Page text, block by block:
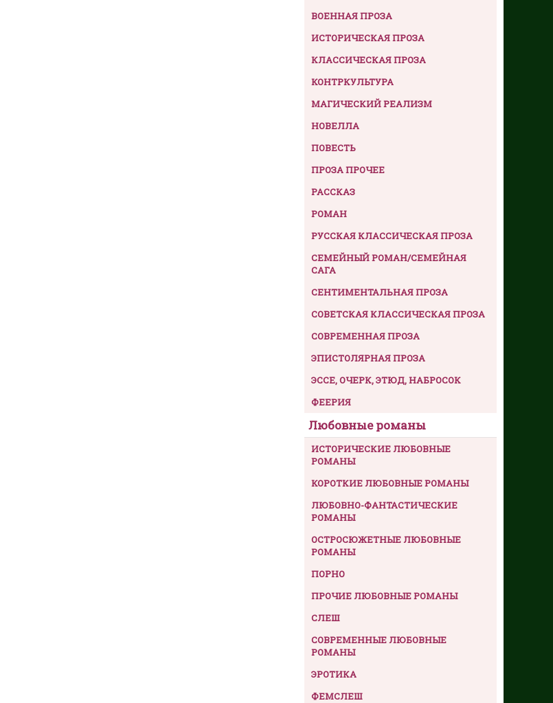
ВОЕННАЯ ПРОЗА
ИСТОРИЧЕСКАЯ ПРОЗА
КЛАССИЧЕСКАЯ ПРОЗА
КОНТРКУЛЬТУРА
МАГИЧЕСКИЙ РЕАЛИЗМ
НОВЕЛЛА
ПОВЕСТЬ
ПРОЗА ПРОЧЕЕ
РАССКАЗ
РОМАН
РУССКАЯ КЛАССИЧЕСКАЯ ПРОЗА
СЕМЕЙНЫЙ РОМАН/СЕМЕЙНАЯ
САГА
СЕНТИМЕНТАЛЬНАЯ ПРОЗА
СОВЕТСКАЯ КЛАССИЧЕСКАЯ ПРОЗА
СОВРЕМЕННАЯ ПРОЗА
ЭПИСТОЛЯРНАЯ ПРОЗА
ЭССЕ, ОЧЕРК, ЭТЮД, НАБРОСОК
ФЕЕРИЯ
Любовные романы
ИСТОРИЧЕСКИЕ ЛЮБОВНЫЕ
РОМАНЫ
КОРОТКИЕ ЛЮБОВНЫЕ РОМАНЫ
ЛЮБОВНО-ФАНТАСТИЧЕСКИЕ
РОМАНЫ
ОСТРОСЮЖЕТНЫЕ ЛЮБОВНЫЕ
РОМАНЫ
ПОРНО
ПРОЧИЕ ЛЮБОВНЫЕ РОМАНЫ
СЛЕШ
СОВРЕМЕННЫЕ ЛЮБОВНЫЕ
РОМАНЫ
ЭРОТИКА
ФЕМСЛЕШ